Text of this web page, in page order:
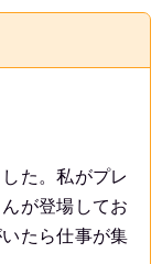
た。私がプレ
が登場してお
たら仕事が集